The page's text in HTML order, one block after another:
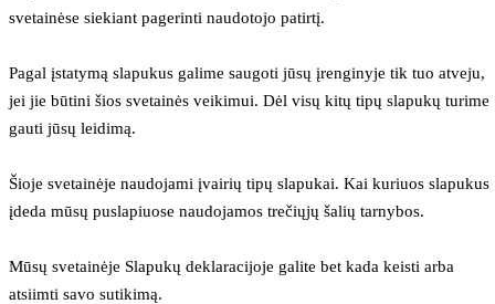
svetainėse siekiant pagerinti naudotojo patirtį.
Pagal įstatymą slapukus galime saugoti jūsų įrenginyje tik tuo atveju,
jei jie būtini šios svetainės veikimui. Dėl visų kitų tipų slapukų turime
gauti jūsų leidimą.
Šioje svetainėje naudojami įvairių tipų slapukai. Kai kuriuos slapukus
įdeda mūsų puslapiuose naudojamos trečiųjų šalių tarnybos.
Mūsų svetainėje Slapukų deklaracijoje galite bet kada keisti arba
atsiimti savo sutikimą.